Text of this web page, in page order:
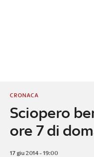
Sciopero
ore 7 di
CRONACA
17 giu 2014 - 19:00